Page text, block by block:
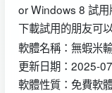
or Windows 8 試
下載試用的朋友可
軟體名稱：無蝦米
更新日期：2025-
軟體性質：免費軟